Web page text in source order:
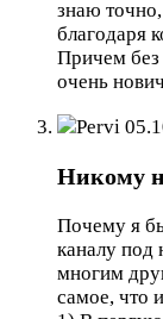
знаю
благодаря
Причем без
очень
Pervi
Никому
Почему я
каналу под
многим
самое, что